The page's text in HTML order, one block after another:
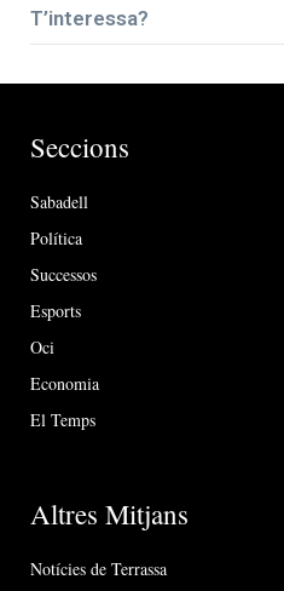
T’interessa?
Seccions
Sabadell
Política
Successos
Esports
Oci
Economia
El Temps
Altres Mitjans
Notícies de Terrassa